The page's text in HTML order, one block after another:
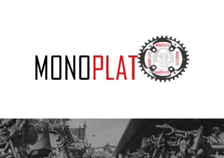
SUBSCRIBE US